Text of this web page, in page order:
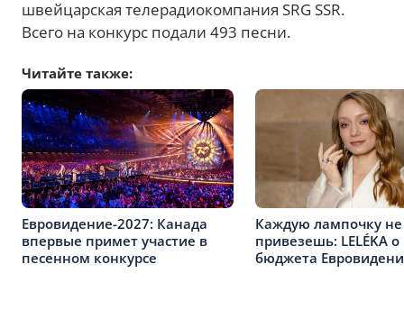
швейцарская телерадиокомпания SRG SSR.
Всего на конкурс подали 493 песни.
Читайте также:
Евровидение-2027: Канада
впервые примет участие в
песенном конкурсе
Каждую лампочку не
привезешь: LELÉKA
бюджета